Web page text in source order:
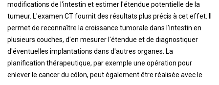
modifications de l'intestin et estimer l'étendue potentielle de la
tumeur. L'examen CT fournit des résultats plus précis à cet effet. Il
permet de reconnaître la croissance tumorale dans l'intestin en
plusieurs couches, d'en mesurer l'étendue et de diagnostiquer
d'éventuelles implantations dans d'autres organes. La
planification thérapeutique, par exemple une opération pour
enlever le cancer du côlon, peut également être réalisée avec le